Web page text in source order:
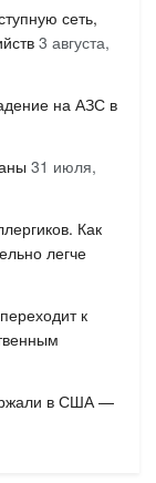
сеть,
3 августа,
на АЗС в
31 июля,
Как
легче
к
в США —